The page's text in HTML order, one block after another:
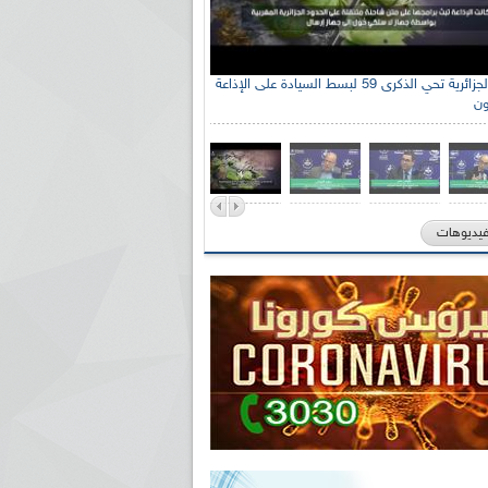
الإذاعة الجزائرية تحي الذكرى 59 لبسط السيادة على الإذاعة